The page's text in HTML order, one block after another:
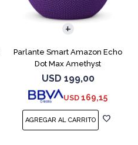
Parlante Smart Amazon Echo
Dot Max Amethyst
USD 199,00
USD 169,15